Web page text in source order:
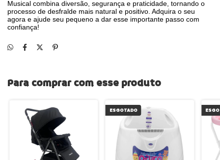
Musical combina diversão, segurança e praticidade, tornando o
processo de desfralde mais natural e positivo. Adquira o seu
agora e ajude seu pequeno a dar esse importante passo com
confiança!
Para comprar com esse produto
ESGOTADO